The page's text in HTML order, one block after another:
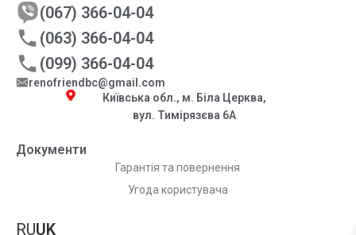
Документи
Гарантія та повернення
Угода користувача
(067) 366-04-04
(063) 366-04-04
(099) 366-04-04
renofriendbc@gmail.com
Київська обл., м. Біла Церква,
вул. Тимірязєва 6А
RUUK